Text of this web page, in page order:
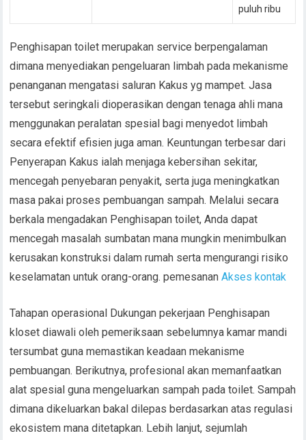
puluh ribu
Penghisapan toilet merupakan service berpengalaman
dimana menyediakan pengeluaran limbah pada mekanisme
penanganan mengatasi saluran Kakus yg mampet. Jasa
tersebut seringkali dioperasikan dengan tenaga ahli mana
menggunakan peralatan spesial bagi menyedot limbah
secara efektif efisien juga aman. Keuntungan terbesar dari
Penyerapan Kakus ialah menjaga kebersihan sekitar,
mencegah penyebaran penyakit, serta juga meningkatkan
masa pakai proses pembuangan sampah. Melalui secara
berkala mengadakan Penghisapan toilet, Anda dapat
mencegah masalah sumbatan mana mungkin menimbulkan
kerusakan konstruksi dalam rumah serta mengurangi risiko
keselamatan untuk orang-orang. pemesananAkses kontak
Tahapan operasional Dukungan pekerjaan Penghisapan
kloset diawali oleh pemeriksaan sebelumnya kamar mandi
tersumbat guna memastikan keadaan mekanisme
pembuangan. Berikutnya, profesional akan memanfaatkan
alat spesial guna mengeluarkan sampah pada toilet. Sampah
dimana dikeluarkan bakal dilepas berdasarkan atas regulasi
ekosistem mana ditetapkan. Lebih lanjut, sejumlah